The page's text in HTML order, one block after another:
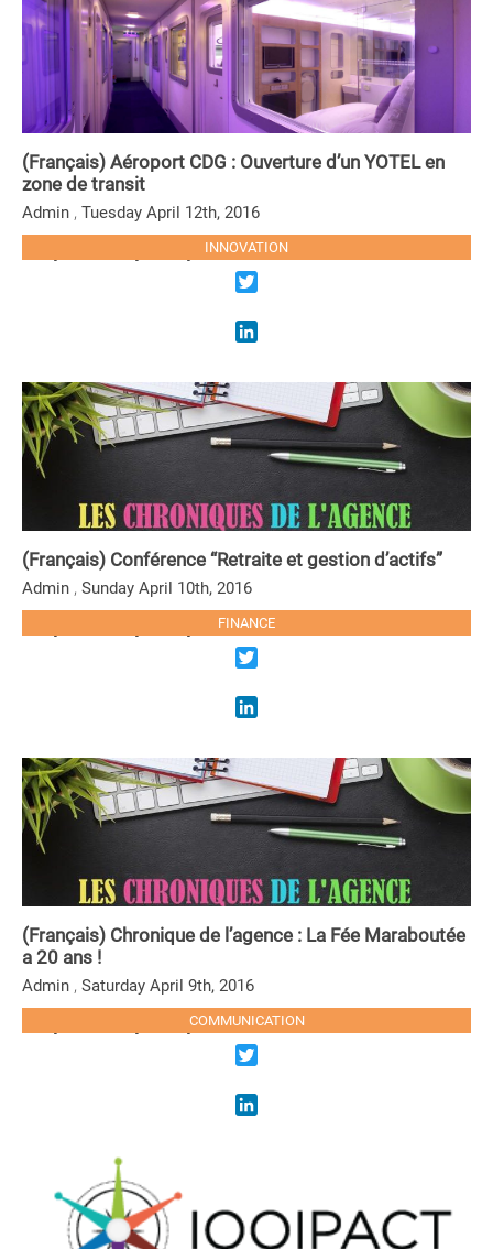
(Français) Aéroport CDG : Ouverture d’un YOTEL en
zone de transit
Admin , Tuesday April 12th, 2016
Sorry, this entry is only available in French.
INNOVATION
(Français) Conférence “Retraite et gestion d’actifs”
Admin , Sunday April 10th, 2016
Sorry, this entry is only available in French.
FINANCE
(Français) Chronique de l’agence : La Fée Maraboutée
a 20 ans !
Admin , Saturday April 9th, 2016
Sorry, this entry is only available in French.
COMMUNICATION